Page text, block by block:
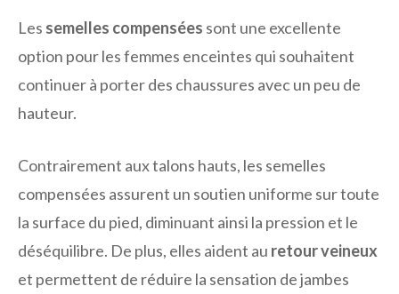
Les semelles compensées sont une excellente
option pour les femmes enceintes qui souhaitent
continuer à porter des chaussures avec un peu de
hauteur.
Contrairement aux talons hauts, les semelles
compensées assurent un soutien uniforme sur toute
la surface du pied, diminuant ainsi la pression et le
déséquilibre. De plus, elles aident au retour veineux
et permettent de réduire la sensation de jambes